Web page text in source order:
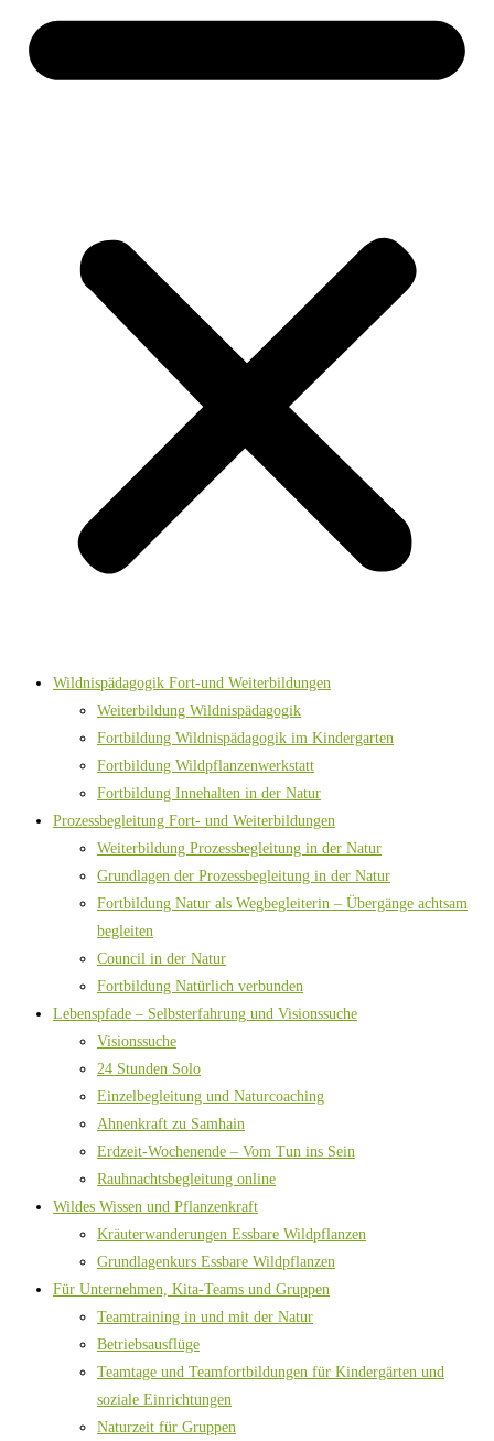
Wildnispädagogik Fort-und Weiterbildungen
Weiterbildung Wildnispädagogik
Fortbildung Wildnispädagogik im Kindergarten
Fortbildung Wildpflanzenwerkstatt
Fortbildung Innehalten in der Natur
Prozessbegleitung Fort- und Weiterbildungen
Weiterbildung Prozessbegleitung in der Natur
Grundlagen der Prozessbegleitung in der Natur
Fortbildung Natur als Wegbegleiterin – Übergänge achtsam
begleiten
Council in der Natur
Fortbildung Natürlich verbunden
Lebenspfade – Selbsterfahrung und Visionssuche
Visionssuche
24 Stunden Solo
Einzelbegleitung und Naturcoaching
Ahnenkraft zu Samhain
Erdzeit-Wochenende – Vom Tun ins Sein
Rauhnachtsbegleitung online
Wildes Wissen und Pflanzenkraft
Kräuterwanderungen Essbare Wildpflanzen
Grundlagenkurs Essbare Wildpflanzen
Für Unternehmen, Kita-Teams und Gruppen
Teamtraining in und mit der Natur
Betriebsausflüge
Teamtage und Teamfortbildungen für Kindergärten und
soziale Einrichtungen
Naturzeit für Gruppen